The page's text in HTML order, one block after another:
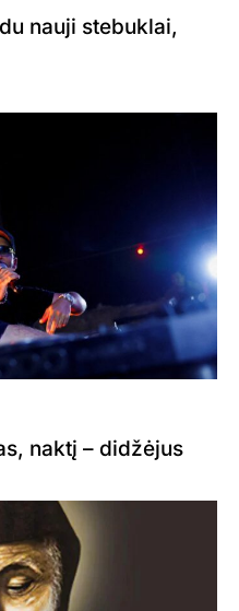
nauji stebuklai,
naktį – didžėjus